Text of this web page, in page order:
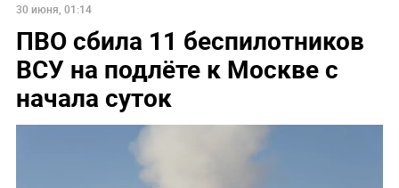
30 июня, 01:14
ПВО сбила 11 беспилотников
ВСУ на подлёте к Москве с
начала суток